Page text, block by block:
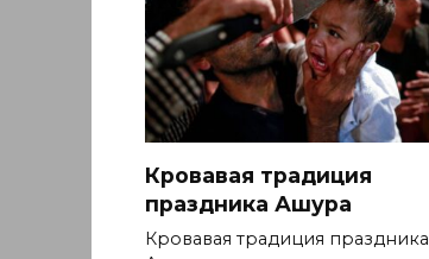
Кровавая традиция
праздника Ашура
Кровавая традиция праздника